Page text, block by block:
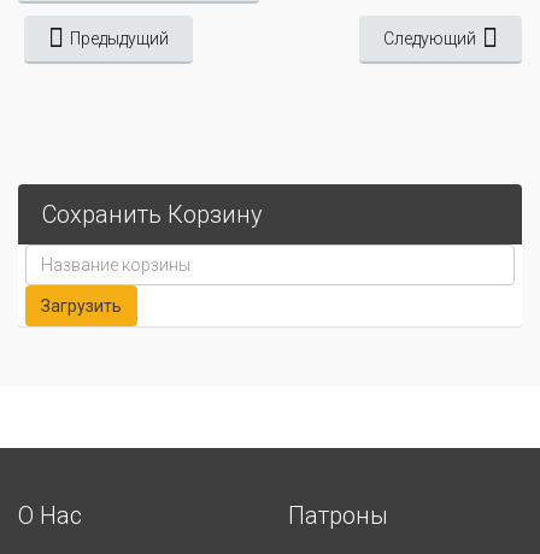
Предыдущий Следующий
Сохранить Корзину
О Нас Патроны